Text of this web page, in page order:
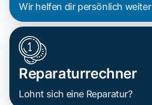
Wir helfen dir persönlich weiter
Reparaturrechner
Lohnt sich eine Reparatur?